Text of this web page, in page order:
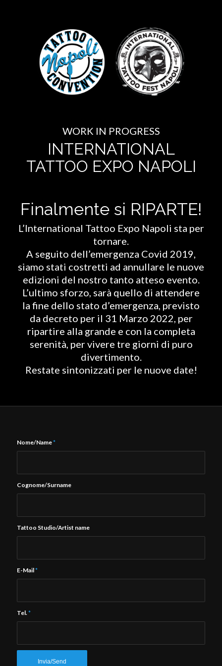
WORK IN PROGRESS
INTERNATIONAL
TATTOO EXPO NAPOLI
Finalmente si RIPARTE!
L’International Tattoo Expo Napoli sta per
tornare.
A seguito dell’emergenza Covid 2019,
siamo stati costretti ad annullare le nuove
edizioni del nostro tanto atteso evento.
L’ultimo sforzo, sarà quello di attendere
la fine dello stato d’emergenza, previsto
da decreto per il 31 Marzo 2022, per
ripartire alla grande e con la completa
serenità, per vivere tre giorni di puro
divertimento.
Restate sintonizzati per le nuove date!
Nome/Name*
Cognome/Surname
Tattoo Studio/Artist name
E-Mail*
Tel.*